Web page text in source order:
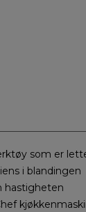
som er
i blandingen
hastigheten